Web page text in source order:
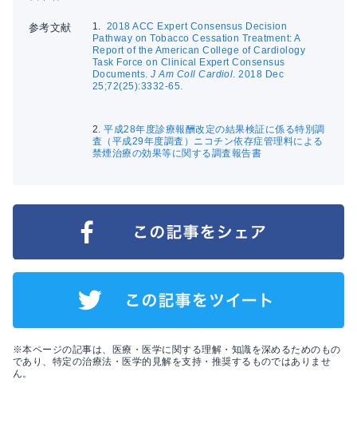
参考文献 1. 2018 ACC Expert Consensus Decision
Pathway on Tobacco Cessation Treatment: A
Report of the American College of Cardiology
Task Force on Clinical Expert Consensus
Documents.J Am Coll Cardiol . 2018 Dec
25;72(25):3332-65.
2.平成28年度診療報酬改定の結果検証に係る特別調
査（平成29年度調査）ニコチン依存症管理料による
禁煙治療の効果等に関する調査報告書
※本ページの記事は、医療・医学に関する理解・知識を深めるためのもの
であり、特定の治療法・医学的見解を支持・推奨するものではありませ
ん。